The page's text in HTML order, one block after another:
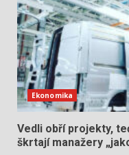
Ekonomika
Vedli obří projekty,
škrtají manažery